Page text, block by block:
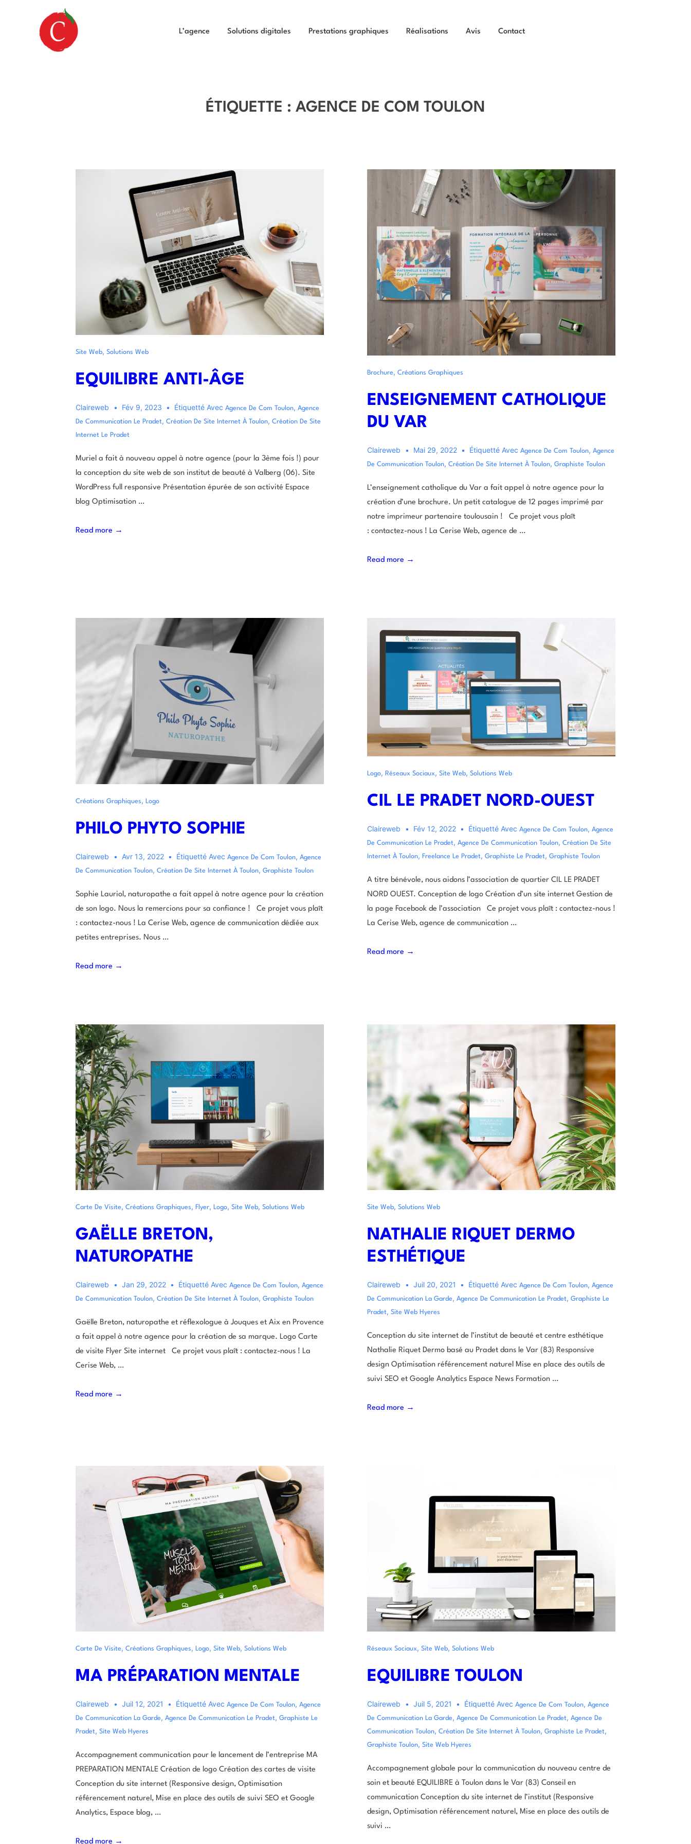
L’agence Solutions digitales Prestations graphiques Réalisations Avis Contact
ÉTIQUETTE : AGENCE DE COM TOULON
Site Web, Solutions Web
EQUILIBRE ANTI-ÂGE
Claireweb Fév 9, 2023 Étiquetté AvecAgence De Com Toulon,Agence
De Communication Le Pradet, Création De Site Internet À Toulon, Création De Site
Internet Le Pradet
Muriel a fait à nouveau appel à notre agence (pour la 3ème fois !) pour
la conception du site web de son institut de beauté à Valberg (06). Site
WordPress full responsive Présentation épurée de son activité Espace
blog Optimisation …
Read more →
Brochure, Créations Graphiques
ENSEIGNEMENT CATHOLIQUE
DU VAR
Claireweb Mai 29, 2022 Étiquetté AvecAgence De Com Toulon,Agence
De Communication Toulon, Création De Site Internet À Toulon, Graphiste Toulon
L’enseignement catholique du Var a fait appel à notre agence pour la
création d’une brochure. Un petit catalogue de 12 pages imprimé par
notre imprimeur partenaire toulousain ! Ce projet vous plaît
: contactez-nous ! La Cerise Web, agence de …
Read more →
Créations Graphiques, Logo
PHILO PHYTO SOPHIE
Claireweb Avr 13, 2022 Étiquetté AvecAgence De Com Toulon,Agence
De Communication Toulon, Création De Site Internet À Toulon, Graphiste Toulon
Sophie Lauriol, naturopathe a fait appel à notre agence pour la création
de son logo. Nous la remercions pour sa confiance ! Ce projet vous plaît
: contactez-nous ! La Cerise Web, agence de communication dédiée aux
petites entreprises. Nous …
Read more →
Logo, Réseaux Sociaux, Site Web, Solutions Web
CIL LE PRADET NORD-OUEST
Claireweb Fév 12, 2022 Étiquetté AvecAgence De Com Toulon,Agence
De Communication Le Pradet, Agence De Communication Toulon, Création De Site
Internet À Toulon, Freelance Le Pradet, Graphiste Le Pradet, Graphiste Toulon
A titre bénévole, nous aidons l’association de quartier CIL LE PRADET
NORD OUEST. Conception de logo Création d’un site internet Gestion de
la page Facebook de l’association Ce projet vous plaît : contactez-nous !
La Cerise Web, agence de communication …
Read more →
Carte De Visite, Créations Graphiques, Flyer, Logo, Site Web, Solutions Web
GAËLLE BRETON,
NATUROPATHE
Claireweb Jan 29, 2022 Étiquetté AvecAgence De Com Toulon,Agence
De Communication Toulon, Création De Site Internet À Toulon, Graphiste Toulon
Gaëlle Breton, naturopathe et réflexologue à Jouques et Aix en Provence
a fait appel à notre agence pour la création de sa marque. Logo Carte
de visite Flyer Site internet Ce projet vous plaît : contactez-nous ! La
Cerise Web, …
Read more →
Site Web, Solutions Web
NATHALIE RIQUET DERMO
ESTHÉTIQUE
Claireweb Juil 20, 2021 Étiquetté AvecAgence De Com Toulon,Agence
De Communication La Garde, Agence De Communication Le Pradet, Graphiste Le
Pradet, Site Web Hyeres
Conception du site internet de l’institut de beauté et centre esthétique
Nathalie Riquet Dermo basé au Pradet dans le Var (83) Responsive
design Optimisation référencement naturel Mise en place des outils de
suivi SEO et Google Analytics Espace News Formation …
Read more →
Carte De Visite, Créations Graphiques, Logo, Site Web, Solutions Web
MA PRÉPARATION MENTALE
Claireweb Juil 12, 2021 Étiquetté AvecAgence De Com Toulon,Agence
De Communication La Garde, Agence De Communication Le Pradet, Graphiste Le
Pradet, Site Web Hyeres
Accompagnement communication pour le lancement de l’entreprise MA
PREPARATION MENTALE Création de logo Création des cartes de visite
Conception du site internet (Responsive design, Optimisation
référencement naturel, Mise en place des outils de suivi SEO et Google
Analytics, Espace blog, …
Read more →
Réseaux Sociaux, Site Web, Solutions Web
EQUILIBRE TOULON
Claireweb Juil 5, 2021 Étiquetté AvecAgence De Com Toulon,Agence
De Communication La Garde, Agence De Communication Le Pradet, Agence De
Communication Toulon, Création De Site Internet À Toulon, Graphiste Le Pradet,
Graphiste Toulon, Site Web Hyeres
Accompagnement globale pour la communication du nouveau centre de
soin et beauté EQUILIBRE à Toulon dans le Var (83) Conseil en
communication Conception du site internet de l’institut (Responsive
design, Optimisation référencement naturel, Mise en place des outils de
suivi …